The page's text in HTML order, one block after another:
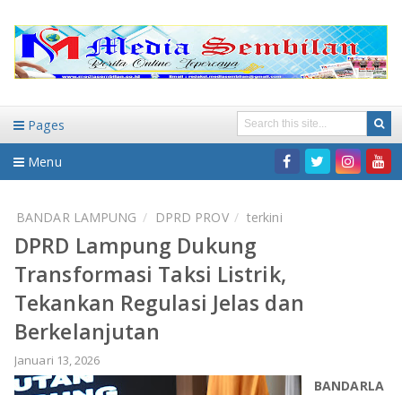
Pages
Menu
DAERAH
NASIONAL
DAERAH
BANDAR LAMPUNG
HUKUM-KRIMINAL
PENDIDIKAN
WISATA
BANDAR LAMPUNG DPRD PROV terkini
DPRD Lampung Dukung
Transformasi Taksi Listrik,
Tekankan Regulasi Jelas dan
Berkelanjutan
Januari 13, 2026
BANDARLA